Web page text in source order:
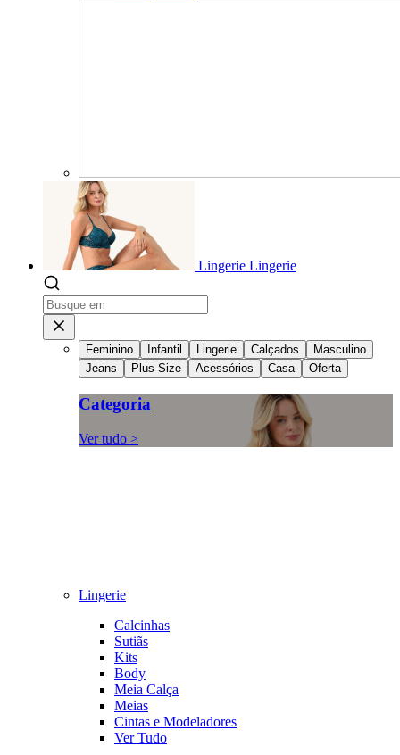
Lingerie Lingerie
Feminino Infantil Lingerie Calçados
Masculino
Jeans
Plus Size Acessórios Casa Oferta
Categoria
Ver tudo >
Lingerie
Calcinhas
Sutiãs
Kits
Body
Meia Calça
Meias
Cintas e Modeladores
Ver Tudo